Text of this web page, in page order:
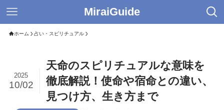
MiraiGuide
ホーム 占い・スピリチュアル
天命のスピリチュアルな意味を
徹底解説！使命や宿命との違い、
見つけ方、生き方まで
2025
10/02